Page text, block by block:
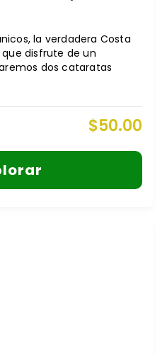
la verdadera Costa
disfrute de un
dos cataratas
$50.00